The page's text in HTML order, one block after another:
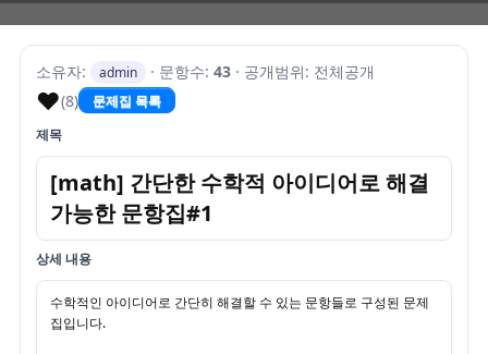
소유자: admin · 문항수: 43 · 공개범위: 전체공개
♥(8)
문제집 목록
제목
[math] 간단한 수학적 아이디어로 해결
가능한 문항집#1
상세 내용
수학적인 아이디어로 간단히 해결할 수 있는 문항들로 구성된 문제
집입니다.